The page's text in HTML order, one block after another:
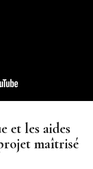
et les aides
maîtrisé